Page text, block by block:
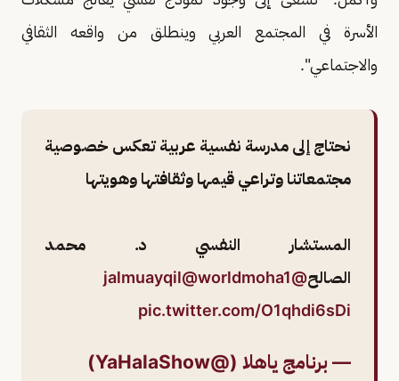
الأسرة في المجتمع العربي وينطلق من واقعه الثقافي
والاجتماعي".
نحتاج إلى مدرسة نفسية عربية تعكس خصوصية
مجتمعاتنا وتراعي قيمها وثقافتها وهويتها
المستشار النفسي د. محمد
الصالح@jalmuayqil
@worldmoha1
pic.twitter.com/O1qhdi6sDi
— برنامج ياهلا (@YaHalaShow)